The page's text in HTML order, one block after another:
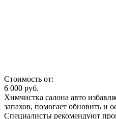
Стоимость от:
6 000 руб.
Химчистка салона авто
запахов, помогает обновить и
Специалисты рекомендуют